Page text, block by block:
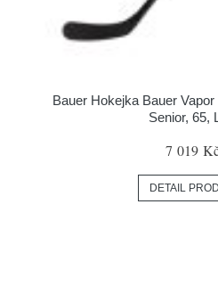
Bauer Hokejka Bauer
Senior, 65,
7 019
DETAIL